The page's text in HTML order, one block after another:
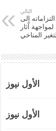
التالي
إلى
آثار
التغير المناخي
الأول نيوز
الأول نيوز